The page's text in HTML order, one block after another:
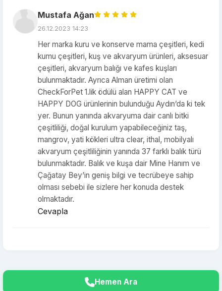
Mustafa Ağan
26.12.2023 14:23
Her marka kuru ve konserve mama çeşitleri, kedi
kumu çeşitleri, kuş ve akvaryum ürünleri, aksesuar
çeşitleri, akvaryum balığı ve kafes kuşları
bulunmaktadır. Ayrıca Alman üretimi olan
CheckForPet 1.lik ödülü alan HAPPY CAT ve
HAPPY DOG ürünlerinin bulunduğu Aydın’da ki tek
yer. Bunun yanında akvaryuma dair canlı bitki
çeşitliliği, doğal kurulum yapabileceğiniz taş,
mangrov, yati kökleri ultra clear, ithal, mobilyalı
akvaryum çeşitliliğinin yanında 37 farklı balık türü
bulunmaktadır. Balık ve kuşa dair Mine Hanım ve
Çağatay Bey’in geniş bilgi ve tecrübeye sahip
olması sebebi ile sizlere her konuda destek
olmaktadır.
Cevapla
Hemen Ara